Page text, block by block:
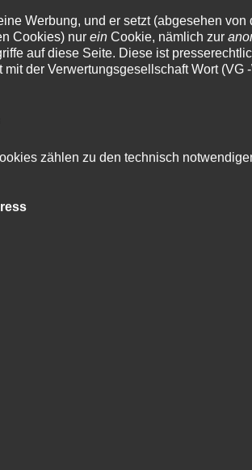
text-to-image AI illustration
started this cycle of short pieces
and a foghorn). most instruments i play
peculiar thing about my way of
when i listen to pieces i wrote
good, but new. i hear them with “fresh
today is in D major. i write this down
and its key. of course, it would
for a live performance or other
live into a microphone on stage.
Werbung, und er setzt (abgesehen von
Cookies) nur ein Cookie, nämlich zur
auf diese Seite. Diese ist
der Verwertungsgesellschaft Wort (VG
zählen zu den technisch